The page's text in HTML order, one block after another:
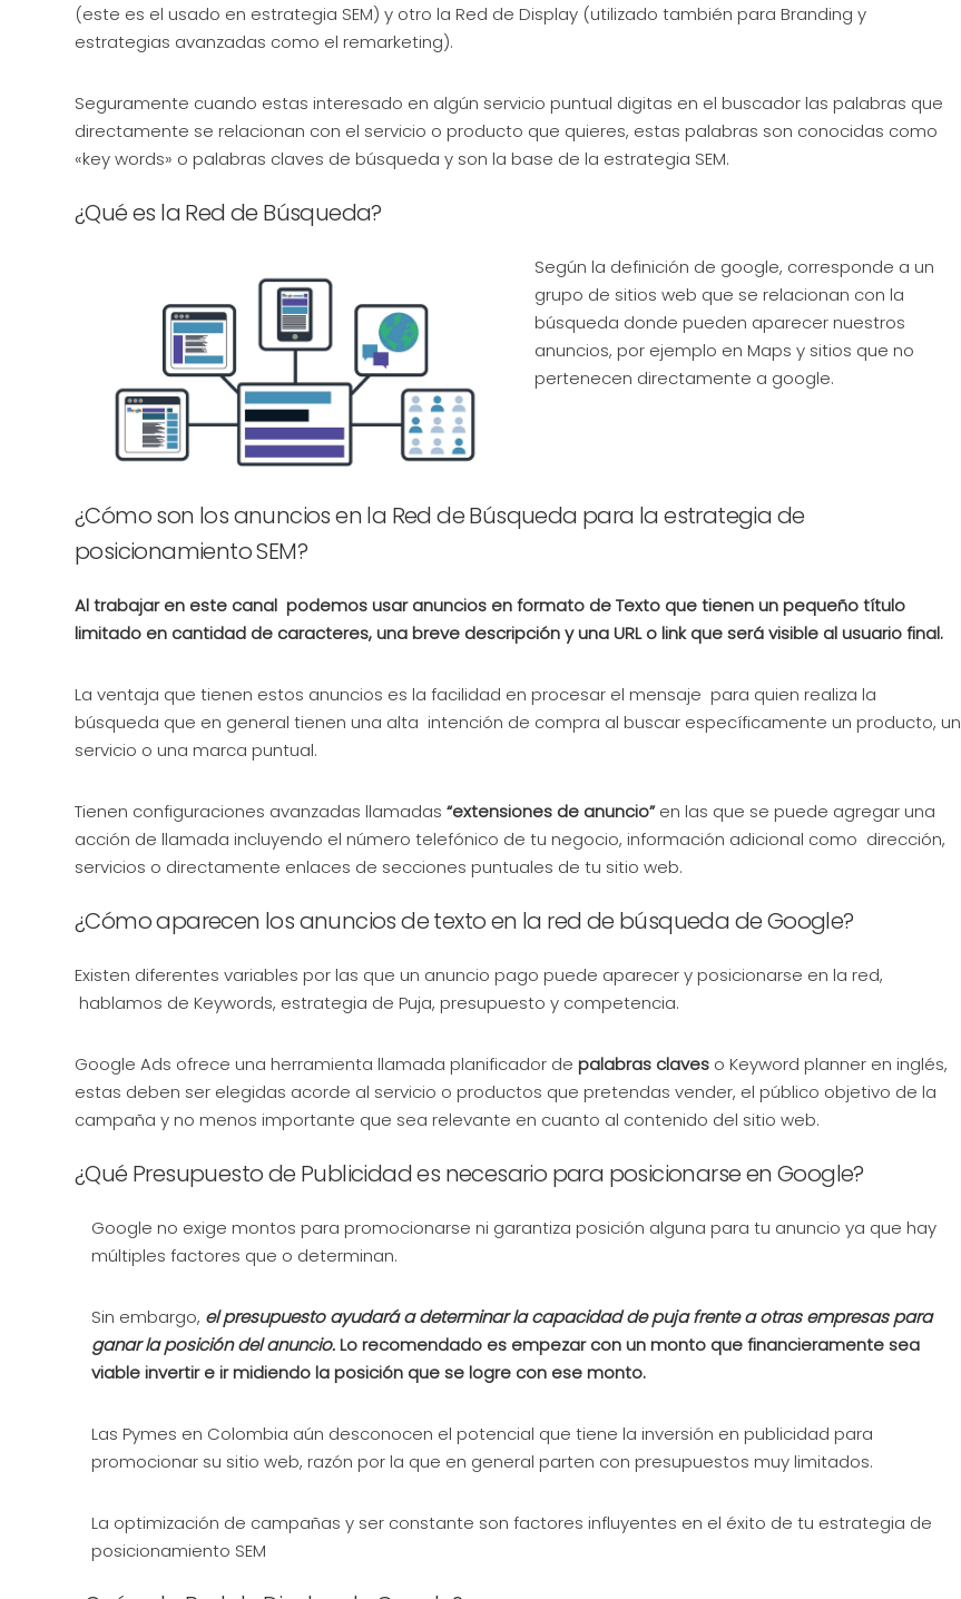
(este es el usado en estrategia SEM) y otro la Red de Display (utilizado también para Branding y
estrategias avanzadas como el remarketing).
Seguramente cuando estas interesado en algún servicio puntual digitas en el buscador las palabras que
directamente se relacionan con el servicio o producto que quieres, estas palabras son conocidas como
«key words» o palabras claves de búsqueda y son la base de la estrategia SEM.
¿Qué es la Red de Búsqueda?
Según la definición de google, corresponde a un
grupo de sitios web que se relacionan con la
búsqueda donde pueden aparecer nuestros
anuncios, por ejemplo en Maps y sitios que no
pertenecen directamente a google.
¿Cómo son los anuncios en la Red de Búsqueda para la estrategia de
posicionamiento SEM?
Al trabajar en este canal podemos usar anuncios en formato de Texto que tienen un pequeño título
limitado en cantidad de caracteres, una breve descripción y una URL o link que será visible al usuario final.
La ventaja que tienen estos anuncios es la facilidad en procesar el mensaje para quien realiza la
búsqueda que en general tienen una alta intención de compra al buscar específicamente un producto, un
servicio o una marca puntual.
Tienen configuraciones avanzadas llamadas “extensiones de anuncio”en las que se puede agregar una
acción de llamada incluyendo el número telefónico de tu negocio, información adicional como dirección,
servicios o directamente enlaces de secciones puntuales de tu sitio web.
¿Cómo aparecen los anuncios de texto en la red de búsqueda de Google?
Existen diferentes variables por las que un anuncio pago puede aparecer y posicionarse en la red,
hablamos de Keywords, estrategia de Puja, presupuesto y competencia.
Google Ads ofrece una herramienta llamada planificador de palabras claves o Keyword planner en inglés,
estas deben ser elegidas acorde al servicio o productos que pretendas vender, el público objetivo de la
campaña y no menos importante que sea relevante en cuanto al contenido del sitio web.
¿Qué Presupuesto de Publicidad es necesario para posicionarse en Google?
Google no exige montos para promocionarse ni garantiza posición alguna para tu anuncio ya que hay
múltiples factores que o determinan.
Sin embargo, el presupuesto ayudará a determinar la capacidad de puja frente a otras empresas para
ganar la posición del anuncio.Lo recomendado es empezar con un monto que financieramente sea
viable invertir e ir midiendo la posición que se logre con ese monto.
Las Pymes en Colombia aún desconocen el potencial que tiene la inversión en publicidad para
promocionar su sitio web, razón por la que en general parten con presupuestos muy limitados.
La optimización de campañas y ser constante son factores influyentes en el éxito de tu estrategia de
posicionamiento SEM